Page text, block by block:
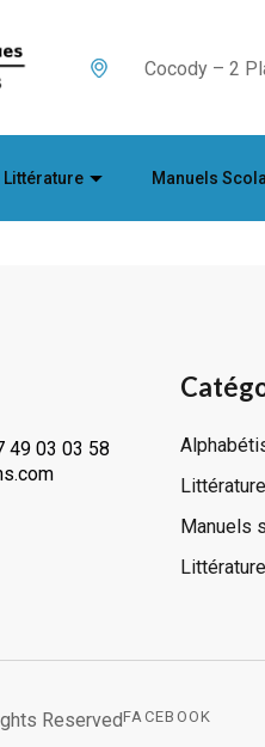
Cocody – 2
Littérature Manuels
49 03 03 58
Manuels
ReservedFACEBOOK